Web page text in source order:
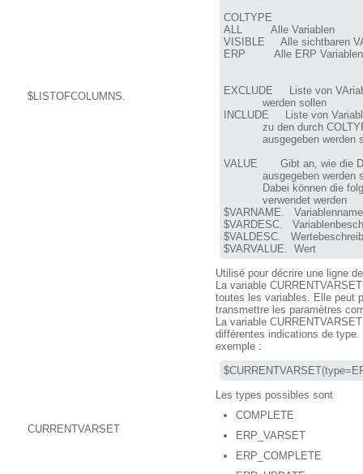
$LISTOFCOLUMNS.
COLTYPE
ALL         Alle Variablen
VISIBLE     Alle sichtbaren
ERP         Alle ERP Variablen
EXCLUDE     Liste von
            werden sollen
INCLUDE     Liste von
zu den durch
ausgegeben werden
VALUE       Gibt an, wie die
ausgegeben werden
Dabei können die
            verwendet werden
$VARNAME.   Variablenname
$VARDESC.
$VALDESC.
$VARVALUE.  Wert
CURRENTVARSET
Utilisé pour décrire une ligne
La variable
toutes les variables. Elle peut
transmettre les paramètres
La variable
différentes indications de type.
exemple :
Les types possibles sont
COMPLETE
ERP_VARSET
ERP_COMPLETE